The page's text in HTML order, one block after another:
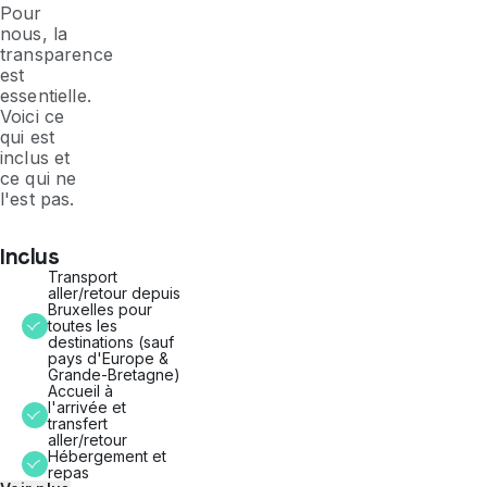
Pour
nous, la
transparence
est
essentielle.
Voici ce
qui est
inclus et
ce qui ne
l'est pas.
Inclus
Transport
aller/retour depuis
Bruxelles pour
toutes les
destinations (sauf
pays d'Europe &
Grande-Bretagne)
Accueil à
l'arrivée et
transfert
aller/retour
Hébergement et
repas